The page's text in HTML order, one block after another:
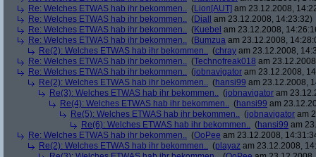
Re: Welches ETWAS hab ihr bekommen.. (Lion[AUT] am 23.12.2008,
Re: Welches ETWAS hab ihr bekommen.. (Diall
am 23.12.2008, 14:23:32)
Re: Welches ETWAS hab ihr bekommen.. (Kuebel am 23.12.2008,
Re: Welches ETWAS hab ihr bekommen.. (Bumzua am 23.12.2008,
Re(2): Welches ETWAS hab ihr bekommen.. (chray am 23.12.2008,
Re: Welches ETWAS hab ihr bekommen.. (Technofreak018 am
Re: Welches ETWAS hab ihr bekommen.. (jobnavigator am 23.12.2008,
Re(2): Welches ETWAS hab ihr bekommen.. (hansi99 am 23.12.2008,
Re(3): Welches ETWAS hab ihr bekommen.. (jobnavigator am
Re(4): Welches ETWAS hab ihr bekommen.. (hansi99 am
Re(5): Welches ETWAS hab ihr bekommen.. (jobnavigator am
Re(6): Welches ETWAS hab ihr bekommen.. (hansi99 am
Re: Welches ETWAS hab ihr bekommen.. (OoPee am 23.12.2008,
Re(2): Welches ETWAS hab ihr bekommen.. (playaz am 23.12.2008,